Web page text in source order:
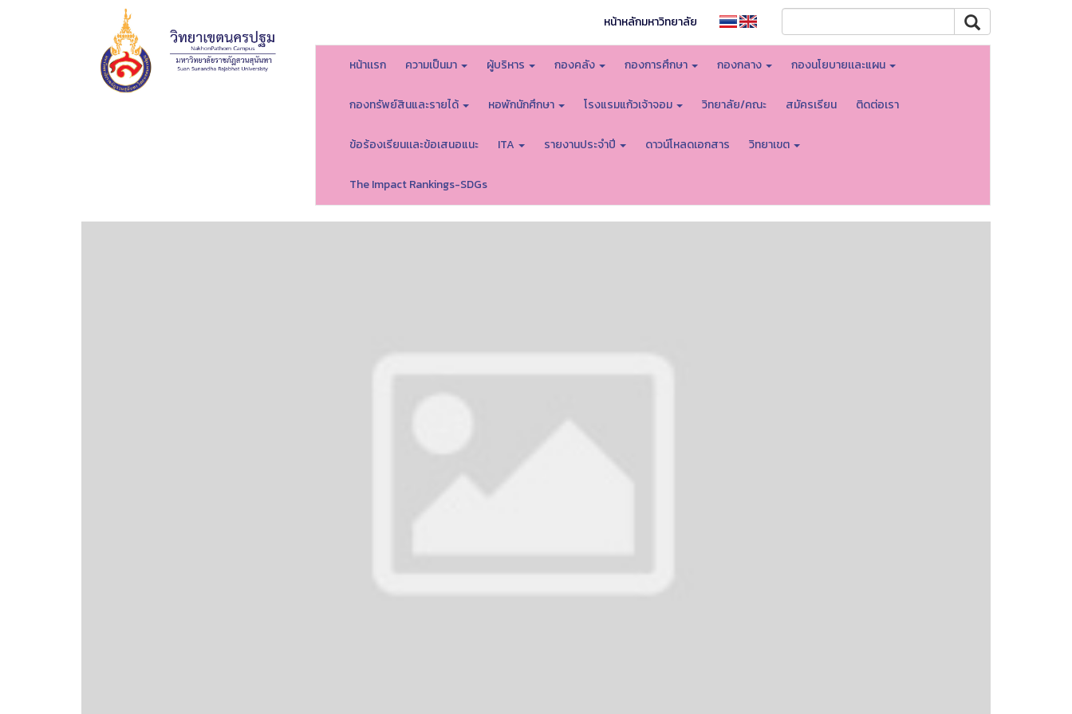
หน้าหลักมหาวิทยาลัย
หน้าเเรก ความเป็นมา ผู้บริหาร กองคลัง กองการศึกษา กองกลาง กองนโยบายเเละแผน
กองทรัพย์สินและรายได้ หอพักนักศึกษา โรงแรมแก้วเจ้าจอม วิทยาลัย/คณะ สมัครเรียน ติดต่อเรา
ข้อร้องเรียนเเละข้อเสนอแนะ ITA รายงานประจำปี ดาวน์โหลดเอกสาร วิทยาเขต
The Impact Rankings-SDGs